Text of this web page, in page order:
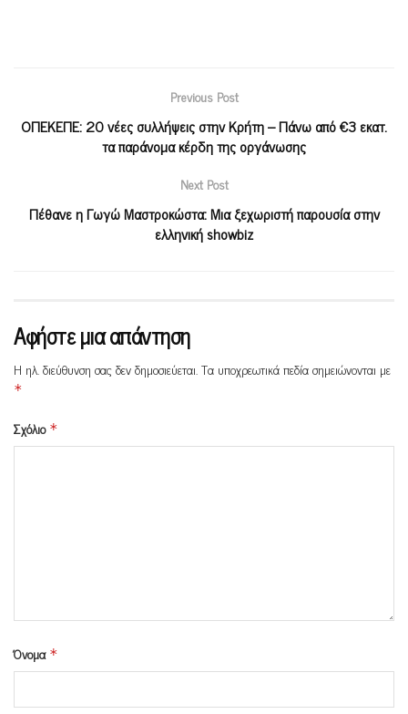
Previous Post
ΟΠΕΚΕΠΕ: 20 νέες συλλήψεις στην Κρήτη – Πάνω από €3 εκατ.
τα παράνομα κέρδη της οργάνωσης
Next Post
Πέθανε η Γωγώ Μαστροκώστα: Μια ξεχωριστή παρουσία στην
ελληνική showbiz
Αφήστε μια απάντηση
Η ηλ. διεύθυνση σας δεν δημοσιεύεται.Τα υποχρεωτικά πεδία σημειώνονται με
*
Σχόλιο *
Όνομα *